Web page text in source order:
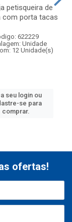
petisqueira de
com porta tacas
622229
Unidade
12 Unidade(s)
seu login ou
se para
comprar.
ofertas!